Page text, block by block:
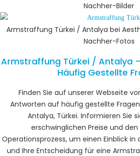
Nachher​-Bilder
Armstraffung Türkei / Antalya bei
Nachher​-Fotos
Armstraffung Türkei / Antalya
Häufig Gestellte
Finden Sie auf unserer Webseite
Antworten auf häufig gestellte
Antalya, Türkei. Informieren Sie
erschwinglichen Preise und
Operationsprozess, um einen Einblick in
und Ihre Entscheidung für eine